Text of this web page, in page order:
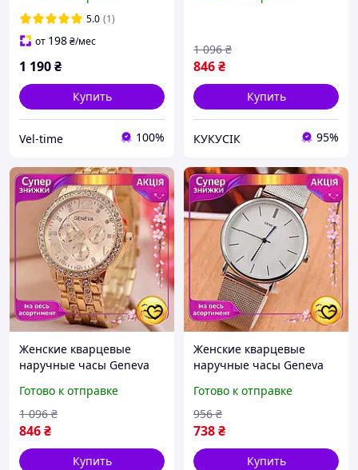
5.0 (1)
от 198₴/мес
1 190₴
Купить
Vel-time 100%
846₴
1 096 ₴
Купить
КУКУСІК 95%
Женские кварцевые
наручные часы Geneva
42х11 мм стальной
браслет классический CI-
88
Готово к отправке
846₴
1 096 ₴
Купить
Женские кварцевые
наручные часы Geneva
серебряный стальной
браслет минеральное
стекло CI-88
Готово к отправке
738₴
956 ₴
Купить